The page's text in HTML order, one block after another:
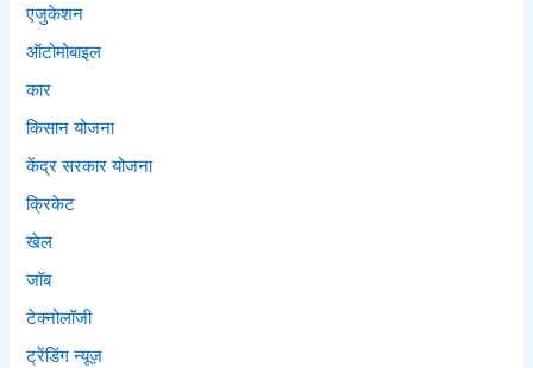
एजुकेशन
ऑटोमोबाइल
कार
किसान योजना
केंद्र सरकार योजना
क्रिकेट
खेल
जॉब
टेक्नोलॉजी
ट्रेंडिंग न्यूज़